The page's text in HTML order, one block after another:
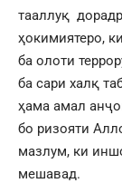
тааллуқ
ҳокимиятеро,
ба олоти
ба сари халқ
ҳама амал
бо ризояти
мазлум, ки
мешавад.